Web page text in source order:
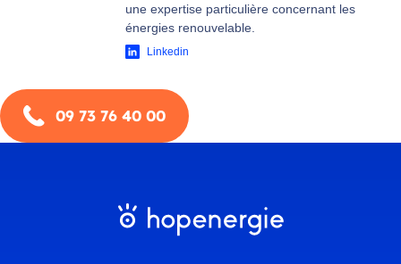
une expertise particulière concernant les
énergies renouvelable.
Linkedin
09 73 76 40 00